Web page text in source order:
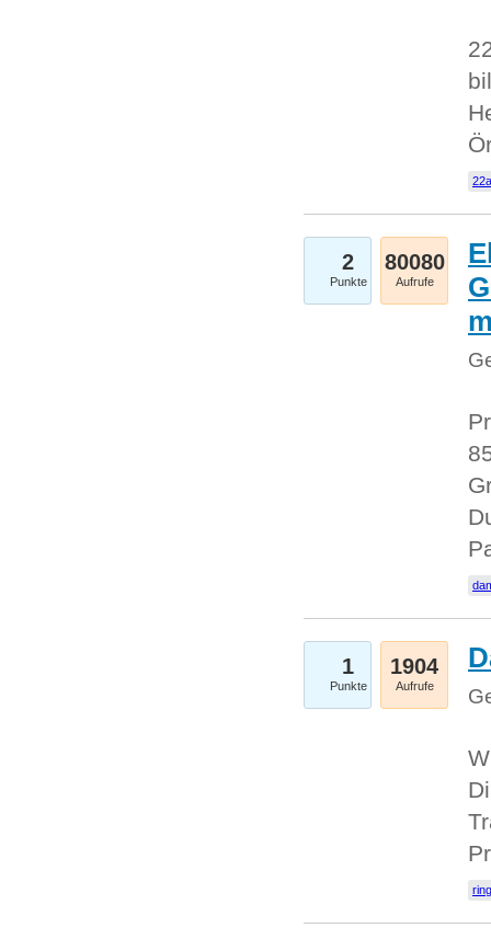
2
Punkte
80080
Aufrufe
1
Punkte
1904
Aufrufe
ring